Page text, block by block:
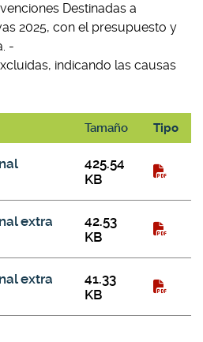
Destinadas a
2025, con el presupuesto y
-
indicando las causas
DESTINADAS A
DEPORTIVAS 2025
Tamaño Tipo
425.54
KB
extra
42.53
KB
extra
41.33
KB